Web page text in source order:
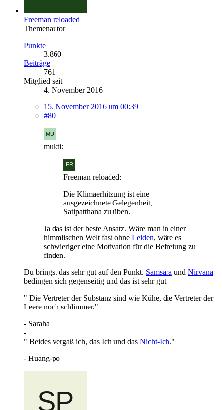
Freeman reloaded
Themenautor
Punkte
3.860
Beiträge
761
Mitglied seit
4. November 2016
15. November 2016 um 00:39
#80
mukti:
Freeman reloaded:
Die Klimaerhitzung ist eine
ausgezeichnete Gelegenheit,
Satipatthana zu üben.
Ja das ist der beste Ansatz. Wäre man in einer
himmlischen Welt fast ohne Leiden, wäre es
schwieriger eine Motivation für die Befreiung zu
finden.
Du bringst das sehr gut auf den Punkt. Samsara und Nirvana
bedingen sich gegenseitig und das ist sehr gut.
" Die Vertreter der Substanz sind wie Kühe, die Vertreter der
Leere noch schlimmer."
- Saraha
-
" Beides vergaß ich, das Ich und das Nicht-Ich."
- Huang-po